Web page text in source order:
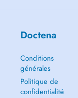
Doctena
Conditions
générales
Politique de
confidentialité